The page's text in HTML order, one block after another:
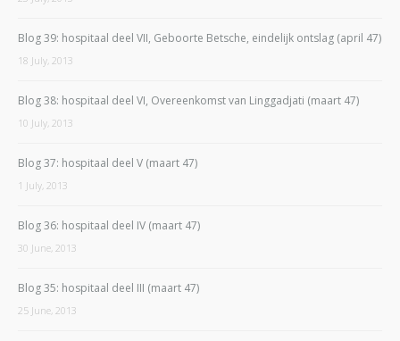
Blog 39: hospitaal deel VII, Geboorte Betsche, eindelijk ontslag (april 47)
18 July, 2013
Blog 38: hospitaal deel VI, Overeenkomst van Linggadjati (maart 47)
10 July, 2013
Blog 37: hospitaal deel V (maart 47)
1 July, 2013
Blog 36: hospitaal deel IV (maart 47)
30 June, 2013
Blog 35: hospitaal deel III (maart 47)
25 June, 2013